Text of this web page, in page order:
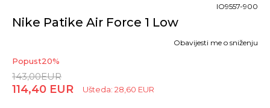
Nike Patike Air Force 1 Low
IO9557-900
Popust20%
143,00EUR
114,40 EUR Ušteda: 28,60 EUR
Obavijesti me o sniženju